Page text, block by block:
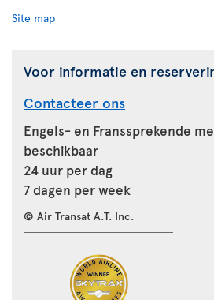
Site map
Voor informatie en
Contacteer ons
Engels- en Franssprekende
beschikbaar
24 uur per dag
7 dagen per week
© Air Transat A.T. Inc.